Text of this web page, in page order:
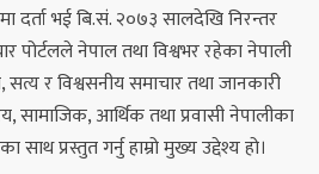
दर्ता भई बि.सं. २०७३ सालदेखि निरन्तर
पोर्टलले नेपाल तथा विश्वभर रहेका नेपाली
र विश्वसनीय समाचार तथा जानकारी
सामाजिक, आर्थिक तथा प्रवासी नेपालीका
साथ प्रस्तुत गर्नु हाम्रो मुख्य उद्देश्य हो।